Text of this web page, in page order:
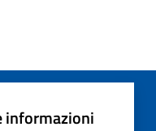
informazioni